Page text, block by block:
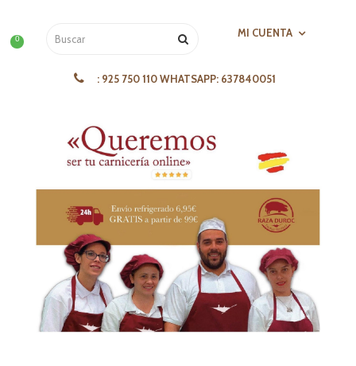
0 MI CUENTA
: 925 750 110 WHATSAPP: 637840051